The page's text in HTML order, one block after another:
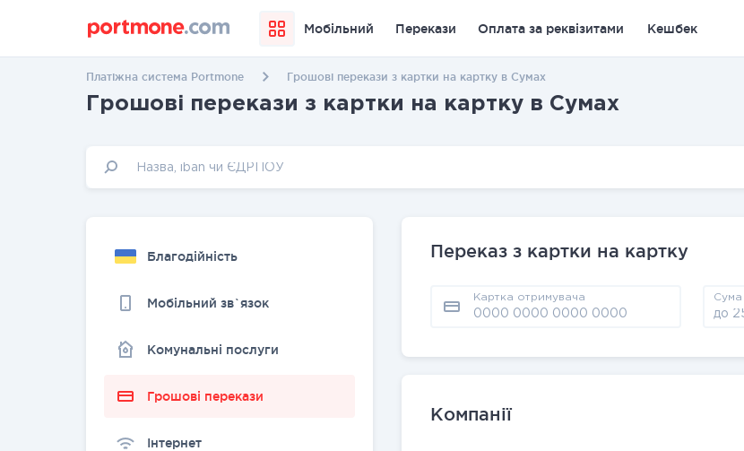
Мобільний Перекази Оплата за реквізитами Кешбек
Платіжна система Portmone Грошові перекази з картки на картку в Сумах
Грошові перекази з картки на картку в Сумах
Благодійність
Мобільний зв`язок
Комунальні послуги
Грошовi перекази
Інтернет
Переказ з картки на картку
Картка отримувача Сума
Компанії